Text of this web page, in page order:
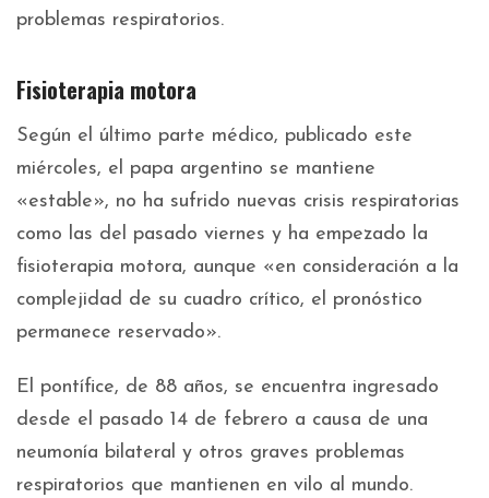
problemas respiratorios.
Fisioterapia motora
Según el último parte médico, publicado este
miércoles, el papa argentino se mantiene
«estable», no ha sufrido nuevas crisis respiratorias
como las del pasado viernes y ha empezado la
fisioterapia motora, aunque «en consideración a la
complejidad de su cuadro crítico, el pronóstico
permanece reservado».
El pontífice, de 88 años, se encuentra ingresado
desde el pasado 14 de febrero a causa de una
neumonía bilateral y otros graves problemas
respiratorios que mantienen en vilo al mundo.